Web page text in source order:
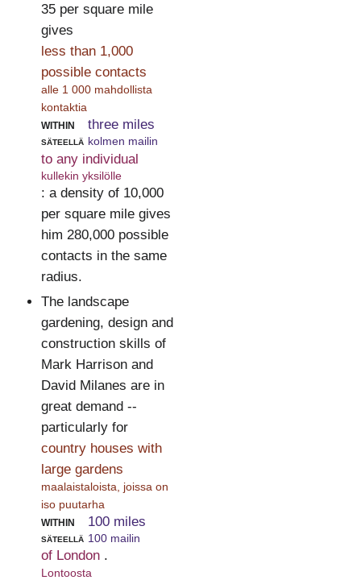
35 per square mile
gives
less than 1,000
possible contacts
alle 1 000 mahdollista
kontaktia
within
säteellä
three miles
kolmen mailin
to any individual
kullekin yksilölle
: a density of 10,000
per square mile gives
him 280,000 possible
contacts in the same
radius.
The landscape
gardening, design and
construction skills of
Mark Harrison and
David Milanes are in
great demand --
particularly for
country houses with
large gardens
maalaistaloista, joissa on
iso puutarha
within
säteellä
100 miles
100 mailin
of London
Lontoosta
.